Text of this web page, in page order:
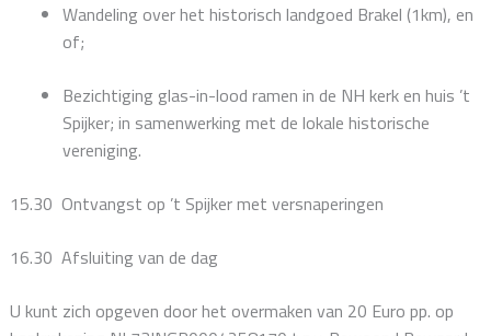
Wandeling over het historisch landgoed Brakel (1km), en
of;
Bezichtiging glas-in-lood ramen in de NH kerk en huis ’t
Spijker; in samenwerking met de lokale historische
vereniging.
15.30 Ontvangst op ’t Spijker met versnaperingen
16.30 Afsluiting van de dag
U kunt zich opgeven door het overmaken van 20 Euro pp. op